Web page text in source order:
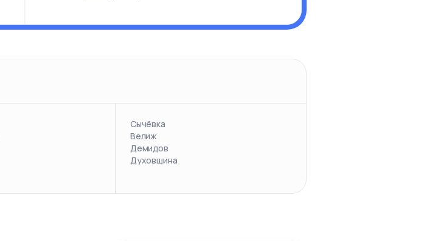
Сычёвка
Велиж
Демидов
Духовщина